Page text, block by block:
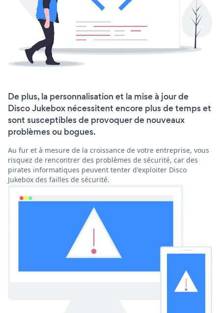
De plus, la personnalisation et la mise à jour de
Disco Jukebox nécessitent encore plus de temps et
sont susceptibles de provoquer de nouveaux
problèmes ou bogues.
Au fur et à mesure de la croissance de votre entreprise, vous
risquez de rencontrer des problèmes de sécurité, car des
pirates informatiques peuvent tenter d'exploiter Disco
Jukebox des failles de sécurité.